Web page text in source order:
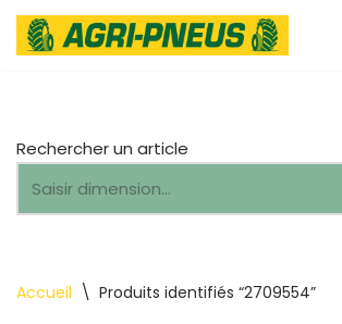
Aller
Accueil \ Produits identifiés “2709554”
Rechercher un article